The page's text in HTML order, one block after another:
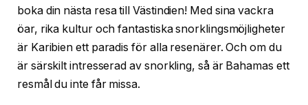
boka din nästa resa till Västindien! Med sina vackra
öar, rika kultur och fantastiska snorklingsmöjligheter
är Karibien ett paradis för alla resenärer. Och om du
är särskilt intresserad av snorkling, så är Bahamas ett
resmål du inte får missa.